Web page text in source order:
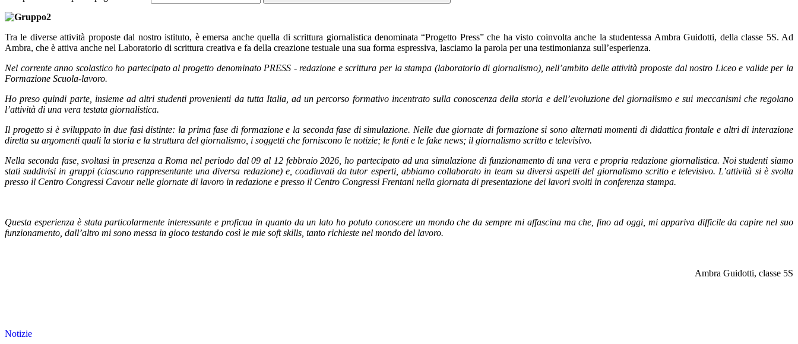
Tra le diverse attività proposte dal nostro istituto, è emersa anche quella di scrittura giornalistica denominata “Progetto Press” che ha visto coinvolta anche la studentessa Ambra Guidotti, della classe 5S. Ad
Ambra, che è attiva anche nel Laboratorio di scrittura creativa e fa della creazione testuale una sua forma espressiva, lasciamo la parola per una testimonianza sull’esperienza.
Nel corrente anno scolastico ho partecipato al progetto denominato PRESS - redazione e scrittura per la stampa (laboratorio di giornalismo), nell’ambito delle attività proposte dal nostro Liceo e valide per la
Formazione Scuola-lavoro.
Ho preso quindi parte, insieme ad altri studenti provenienti da tutta Italia, ad un percorso formativo incentrato sulla conoscenza della storia e dell’evoluzione del giornalismo e sui meccanismi che regolano
l’attività di una vera testata giornalistica.
Il progetto si è sviluppato in due fasi distinte: la prima fase di formazione e la seconda fase di simulazione. Nelle due giornate di formazione si sono alternati momenti di didattica frontale e altri di interazione
diretta su argomenti quali la storia e la struttura del giornalismo, i soggetti che forniscono le notizie; le fonti e le fake news; il giornalismo scritto e televisivo.
Nella seconda fase, svoltasi in presenza a Roma nel periodo dal 09 al 12 febbraio 2026, ho partecipato ad una simulazione di funzionamento di una vera e propria redazione giornalistica. Noi studenti siamo
stati suddivisi in gruppi (ciascuno rappresentante una diversa redazione) e, coadiuvati da tutor esperti, abbiamo collaborato in team su diversi aspetti del giornalismo scritto e televisivo. L’attività si è svolta
presso il Centro Congressi Cavour nelle giornate di lavoro in redazione e presso il Centro Congressi Frentani nella giornata di presentazione dei lavori svolti in conferenza stampa.
Questa esperienza è stata particolarmente interessante e proficua in quanto da un lato ho potuto conoscere un mondo che da sempre mi affascina ma che, fino ad oggi, mi appariva difficile da capire nel suo
funzionamento, dall’altro mi sono messa in gioco testando così le mie soft skills, tanto richieste nel mondo del lavoro.
Ambra Guidotti, classe 5S
Notizie